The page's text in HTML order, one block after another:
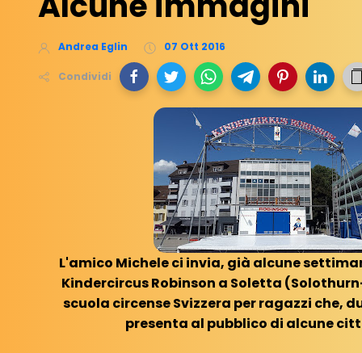
Andrea Eglin 07 Ott 2016
Condividi
L'amico Michele ci invia, già alcune
Kindercircus Robinson a Soletta
scuola circense Svizzera per ragazzi che,
presenta al pubblico di alcune